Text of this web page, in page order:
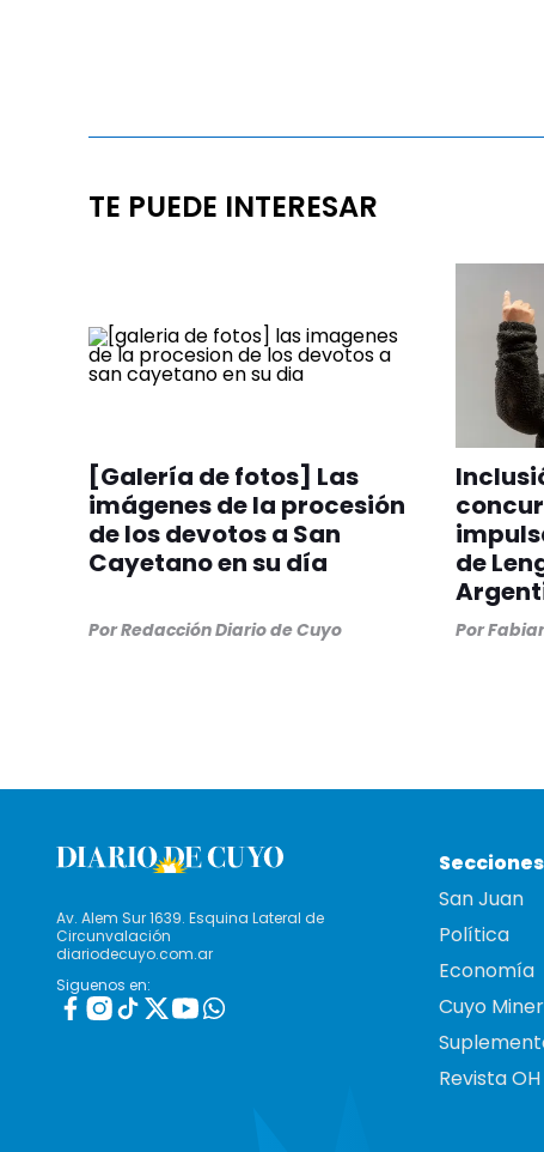
TE PUEDE INTERESAR
[Galería de fotos] Las
imágenes de la procesión
de los devotos a San
Cayetano en su día
PorRedacción Diario de Cuyo
de
Por
Av. Alem Sur 1639. Esquina Lateral de
Circunvalación
diariodecuyo.com.ar
Siguenos en:
Secciones
San Juan
Política
Economía
Cuyo
Revista OH